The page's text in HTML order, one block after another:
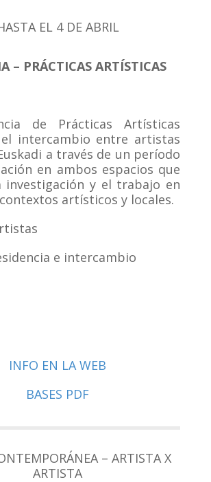
EL 4 DE ABRIL
– PRÁCTICAS ARTÍSTICAS
de Prácticas Artísticas
intercambio entre artistas
a través de un período
en ambos espacios que
investigación y el trabajo en
artísticos y locales.
e intercambio
INFO EN LA WEB
BASES PDF
– ARTISTA X
ARTISTA